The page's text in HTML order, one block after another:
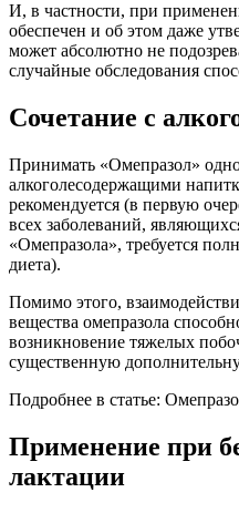
И, в частности, при
обеспечен и об этом даже
может абсолютно не
случайные обследования
Сочетание с
Принимать «Омепразол»
алкоголесодержащими
рекомендуется (в первую
всех заболеваний,
«Омепразола», требуется
диета).
Помимо этого,
вещества омепразола
возникновение тяжелых
существенную
Подробнее в статье:
Применение при
лактации